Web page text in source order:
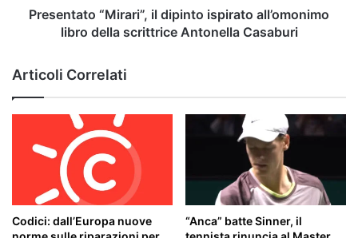
Antonella
Presentato “Mirari”, il dipinto ispirato all’omonimo
libro della scrittrice Antonella Casaburi
Articoli Correlati
Codici: dall’Europa nuove
“Anca” batte Sinner, il